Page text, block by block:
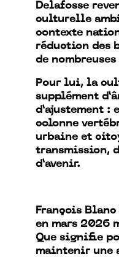
Delafosse
culturelle
contexte
réduction des
de
Pour lui, la
supplément
d’ajustement :
colonne
urbaine et
transmission,
d’avenir.
François Blanc
en mars 2026
Que signifie
maintenir une